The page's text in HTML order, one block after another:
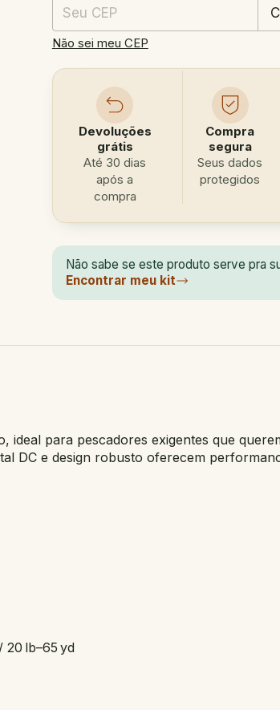
Não sei meu CEP
Devoluções
grátis
Até 30 dias
após a
compra
Compra
segura
Seus dados
protegidos
Não sabe se este produto serve pra
Encontrar meu kit
ideal para pescadores exigentes que
DC e design robusto oferecem
20 lb–65 yd